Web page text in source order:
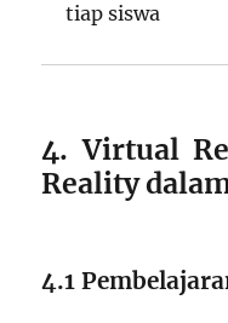
tiap siswa
4. Virtual
Reality
4.1